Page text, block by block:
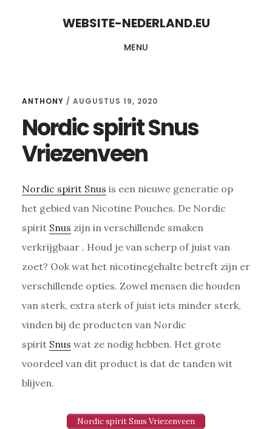
WEBSITE-NEDERLAND.EU
MENU
ANTHONY / AUGUSTUS 19, 2020
Nordic spirit Snus
Vriezenveen
Nordic spirit Snus is een nieuwe generatie op
het gebied van Nicotine Pouches. De Nordic
spirit Snus zijn in verschillende smaken
verkrijgbaar . Houd je van scherp of juist van
zoet? Ook wat het nicotinegehalte betreft zijn er
verschillende opties. Zowel mensen die houden
van sterk, extra sterk of juist iets minder sterk,
vinden bij de producten van Nordic
spirit Snus wat ze nodig hebben. Het grote
voordeel van dit product is dat de tanden wit
blijven.
Nordic spirit Snus Vriezenveen